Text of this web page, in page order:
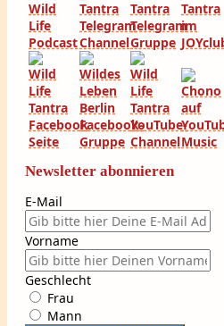
Newsletter abonnieren
E-Mail
Vorname
Geschlecht
Frau
Mann